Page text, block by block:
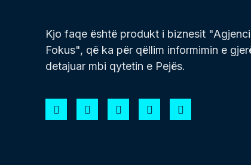
Kjo faqe është produkt i biznesit
Fokus", që ka për qëllim informimin e
detajuar mbi qytetin e Pejës.